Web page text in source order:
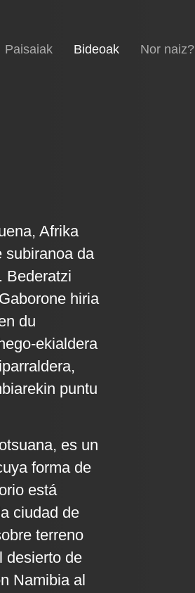
Hasiera
Paisaiak Bideoak(current)
Nor naiz?
Afrika
subiranoa da
Bederatzi
hiria
du
ekialdera
puntu
es un
forma de
está
ciudad de
terreno
desierto de
Namibia al